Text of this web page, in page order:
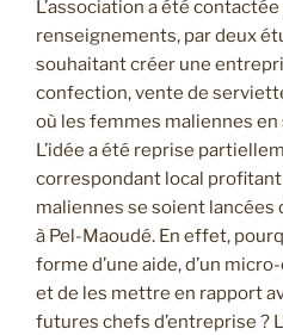
L’association a été
renseignements, par deux
souhaitant créer une
confection, vente de
où les femmes maliennes
L’idée a été reprise
correspondant local
maliennes se soient lancées
à Pel-Maoudé. En effet,
forme d’une aide, d’un
et de les mettre en rapport
futures chefs d’entreprise ?